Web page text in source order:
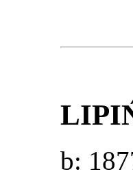
b: